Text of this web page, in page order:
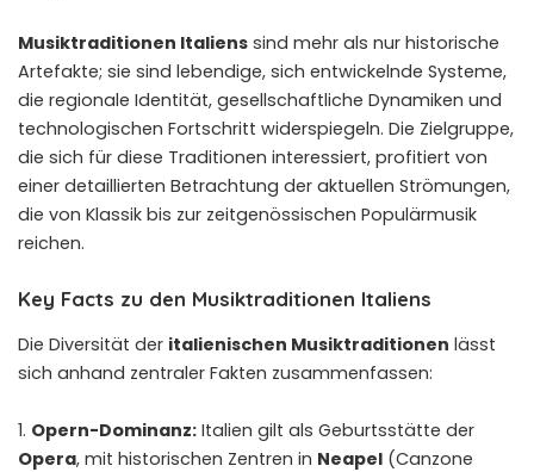
Musiktraditionen Italiens sind mehr als nur historische
Artefakte; sie sind lebendige, sich entwickelnde Systeme,
die regionale Identität, gesellschaftliche Dynamiken und
technologischen Fortschritt widerspiegeln. Die Zielgruppe,
die sich für diese Traditionen interessiert, profitiert von
einer detaillierten Betrachtung der aktuellen Strömungen,
die von Klassik bis zur zeitgenössischen Populärmusik
reichen.
Key Facts zu den Musiktraditionen Italiens
Die Diversität der italienischen Musiktraditionen lässt
sich anhand zentraler Fakten zusammenfassen:
Opern-Dominanz: Italien gilt als Geburtsstätte der
Opera, mit historischen Zentren in Neapel (Canzone